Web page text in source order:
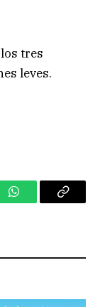
tres
leves.
WhatsAppCopy